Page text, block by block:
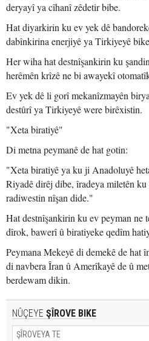
deryayî ya cîhanî zêdetir bibe.
Hat diyarkirin ku ev yek dê
dabînkirina enerjiyê ya Tirkiyeyê
Her wiha hat destnîşankirin ku
herêmên krîzê ne bi awayekî
Ev yek dê li gorî mekanîzmayên
destûrî ya Tirkiyeyê were birêxistin.
"Xeta biratiyê"
Di metna peymanê de hat gotin:
"Xeta biratiyê ya ku ji Anadoluyê
Riyadê dirêj dibe, îradeya miletên
radiwestin nîşan dide."
Hat destnîşankirin ku ev peyman ne
dîrok, bawerî û biratiyeke qedîm
Peymana Mekeyê di demekê de hat
di navbera Îran û Amerîkayê de û
berdewam dikin.
NÛÇEYE ŞÎROVE BIKE